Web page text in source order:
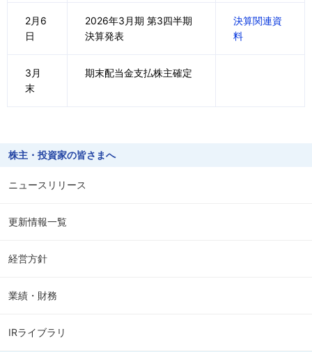
株主・投資家の皆さまへ
ニュースリリース
更新情報一覧
経営方針
業績・財務
IRライブラリ
2月6
日
2026年3月期 第3四半期
決算発表
決算関連資
料
3月
末
期末配当金支払株主確定